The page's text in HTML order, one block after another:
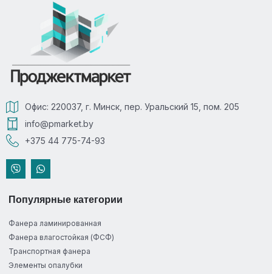
Офис: 220037, г. Минск, пер. Уральский 15, пом. 205
info@pmarket.by
+375 44 775-74-93
Популярные категории
Фанера ламинированная
Фанера влагостойкая (ФСФ)
Транспортная фанера
Элементы опалубки